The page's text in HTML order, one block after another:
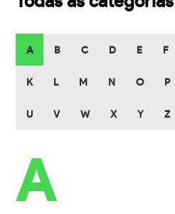
A B C D E F
K L M N O P
U V W X Y Z
A